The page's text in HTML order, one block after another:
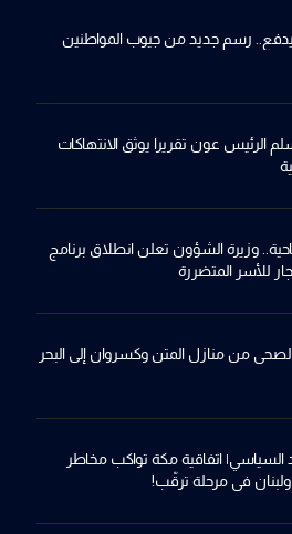
رسم جديد من جيوب المواطنين
الرئيس عون تقريرا يوثق الانتهاكات
وزيرة الشؤون تعلن انطلاق برنامج
للأسر المتضررة
من منازل المتن وكسروان إلى البحر
اتفاقية مكة تواكب مخاطر
ولبنان في مرحلة ترقّب!